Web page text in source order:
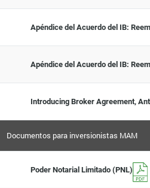
Apéndice del Acuerdo del IB:
Apéndice del Acuerdo del IB:
Introducing Broker Agreement,
Documentos para inversionistas MAM
Poder Notarial Limitado (PNL)